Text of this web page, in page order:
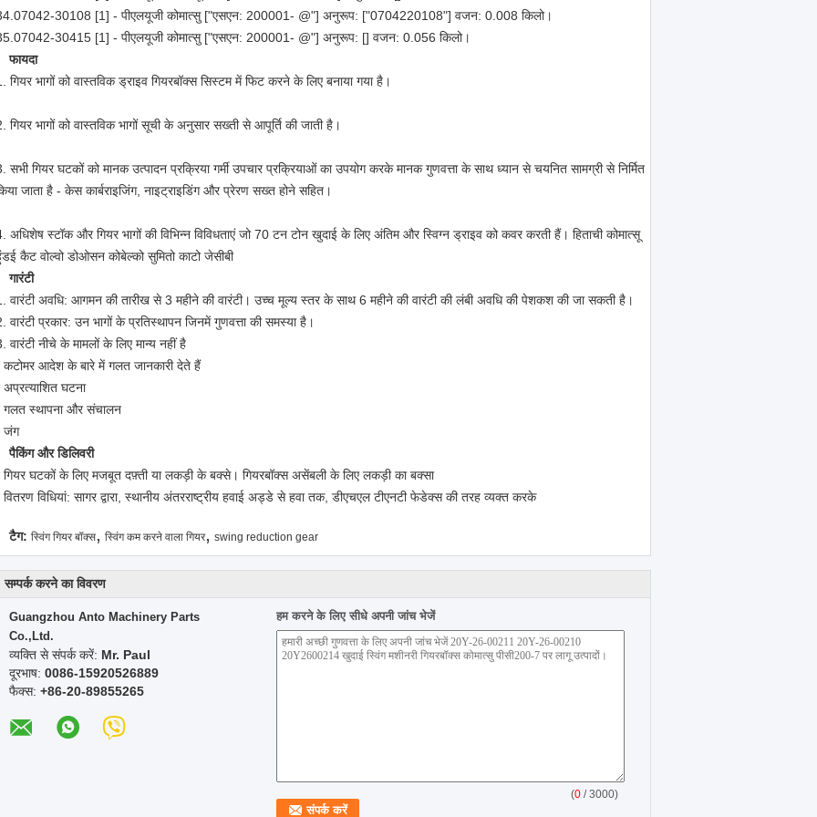
30108 [1] - पीएलयूजी कोमात्सु ["एसएन: 200001- @"] अनुरूप: ["0704220108"] वजन: 0.008 किलो।
30415 [1] - पीएलयूजी कोमात्सु ["एसएन: 200001- @"] अनुरूप: [] वजन: 0.056 किलो।
फायदा
गियर भागों को वास्तविक ड्राइव गियरबॉक्स सिस्टम में फिट करने के लिए बनाया गया है।
गियर भागों को वास्तविक भागों सूची के अनुसार सख्ती से आपूर्ति की जाती है।
सभी गियर घटकों को मानक उत्पादन प्रक्रिया गर्मी उपचार प्रक्रियाओं का उपयोग करके मानक गुणवत्ता के साथ ध्यान से चयनित सामग्री से निर्मित
जाता है - केस कार्बराइजिंग, नाइट्राइडिंग और प्रेरण सख्त होने सहित।
अधिशेष स्टॉक और गियर भागों की विभिन्न विविधताएं जो 70 टन टोन खुदाई के लिए अंतिम और स्विग्न ड्राइव को कवर करती हैं। हिताची कोमात्सू
कैट वोल्वो डोओसन कोबेल्को सुमितो काटो जेसीबी
गारंटी
वारंटी अवधि: आगमन की तारीख से 3 महीने की वारंटी। उच्च मूल्य स्तर के साथ 6 महीने की वारंटी की लंबी अवधि की पेशकश की जा सकती है।
वारंटी प्रकार: उन भागों के प्रतिस्थापन जिनमें गुणवत्ता की समस्या है।
वारंटी नीचे के मामलों के लिए मान्य नहीं है
कटोमर आदेश के बारे में गलत जानकारी देते हैं
अप्रत्याशित घटना
गलत स्थापना और संचालन
जंग
पैकिंग और डिलिवरी
गियर घटकों के लिए मजबूत दफ़्ती या लकड़ी के बक्से। गियरबॉक्स असेंबली के लिए लकड़ी का बक्सा
वितरण विधियां: सागर द्वारा, स्थानीय अंतरराष्ट्रीय हवाई अड्डे से हवा तक, डीएचएल टीएनटी फेडेक्स की तरह व्यक्त करके
टैग: स्विंग गियर बॉक्स, स्विंग कम करने वाला गियर, swing reduction gear
सम्पर्क करने का विवरण
Guangzhou Anto Machinery Parts
Co.,Ltd.
व्यक्ति से संपर्क करें: Mr. Paul
दूरभाष: 0086-15920526889
फैक्स: +86-20-89855265
हम करने के लिए सीधे अपनी जांच भेजें
(0 / 3000)